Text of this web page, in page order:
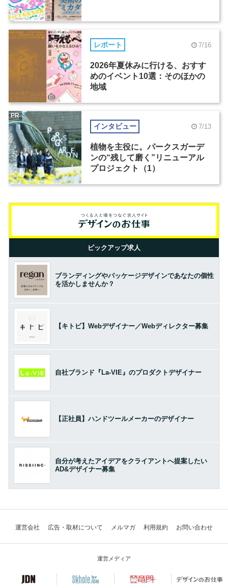
レポート 7/16
2026年夏休みに行ける、おすす
めのイベント10選：そのほかの
地域
インタビュー 7/13
植物を主役に。パークスガーデ
ンの“残して磨く”リニューアル
プロジェクト（1）
PR
ピックアップ求人
ブランディングやパッケージデザインであなたの個性
を活かしませんか？
【キトビ】Webデザイナー／Webディレクター募集
自社ブランド『La-VIE』のプロダクトデザイナー
【正社員】ハンドツールメーカーのデザイナー
自分が考えたアイデアをクライアントへ提案したい
AD&デザイナー募集
運営会社 広告・取材について メルマガ 利用規約 お問い合わせ
運営メディア